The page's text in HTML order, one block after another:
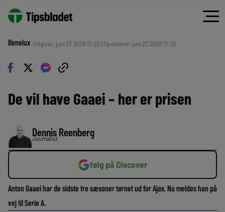
Benelux Udgivet: juni 27, 2026 17:25 | Opdateret: juni 27, 2026 17:25
De vil have Gaaei – her er prisen
Dennis Reenberg
Journalist
følg på Discover
Anton Gaaei har de sidste tre sæsoner tørnet ud for Ajax. Nu meldes han på
vej til Serie A.